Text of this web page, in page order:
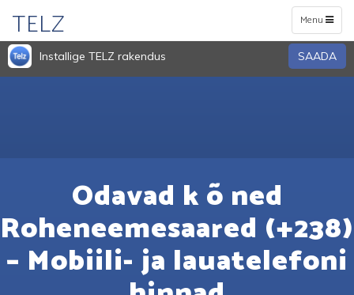
Toggle
navigation
Menu
TELZ
Installige TELZ rakendus SAADA
Odavad k õ ned
Roheneemesaared (+238)
– Mobiili- ja lauatelefoni